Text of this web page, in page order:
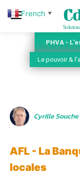
PHVA -
Le pouvoir &
Cyrille Souche
AFL - La
locales
French ▼